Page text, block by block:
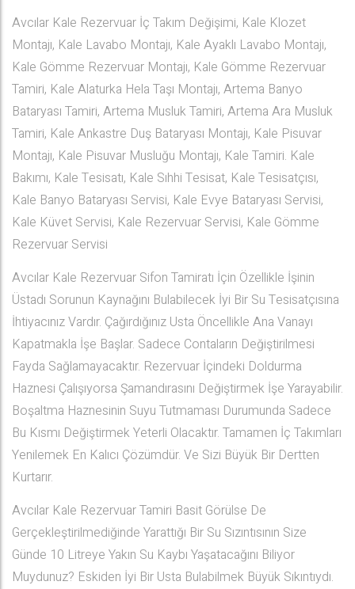
Avcılar Kale Rezervuar İç Takım Değişimi, Kale Klozet
Montajı, Kale Lavabo Montajı, Kale Ayaklı Lavabo Montajı,
Kale Gömme Rezervuar Montajı, Kale Gömme Rezervuar
Tamiri, Kale Alaturka Hela Taşı Montajı, Artema Banyo
Bataryası Tamiri, Artema Musluk Tamiri, Artema Ara Musluk
Tamiri, Kale Ankastre Duş Bataryası Montajı, Kale Pisuvar
Montajı, Kale Pisuvar Musluğu Montajı, Kale Tamiri. Kale
Bakımı, Kale Tesisatı, Kale Sıhhi Tesisat, Kale Tesisatçısı,
Kale Banyo Bataryası Servisi, Kale Evye Bataryası Servisi,
Kale Küvet Servisi, Kale Rezervuar Servisi, Kale Gömme
Rezervuar Servisi
Avcılar Kale Rezervuar Sifon Tamiratı İçin Özellikle İşinin
Üstadı Sorunun Kaynağını Bulabilecek İyi Bir Su Tesisatçısına
İhtiyacınız Vardır. Çağırdığınız Usta Öncellikle Ana Vanayı
Kapatmakla İşe Başlar. Sadece Contaların Değiştirilmesi
Fayda Sağlamayacaktır. Rezervuar İçindeki Doldurma
Haznesi Çalışıyorsa Şamandırasını Değiştirmek İşe Yarayabilir.
Boşaltma Haznesinin Suyu Tutmaması Durumunda Sadece
Bu Kısmı Değiştirmek Yeterli Olacaktır. Tamamen İç Takımları
Yenilemek En Kalıcı Çözümdür. Ve Sizi Büyük Bir Dertten
Kurtarır.
Avcılar Kale Rezervuar Tamiri Basit Görülse De
Gerçekleştirilmediğinde Yarattığı Bir Su Sızıntısının Size
Günde 10 Litreye Yakın Su Kaybı Yaşatacağını Biliyor
Muydunuz? Eskiden İyi Bir Usta Bulabilmek Büyük Sıkıntıydı.